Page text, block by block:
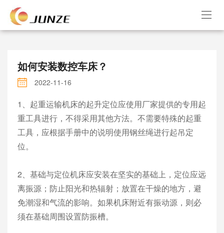
​如何安装数控车床？
2022-11-16
1、起重运输机床的起升定位应使用厂家提供的专用起
重工具进行，不得采用其他方法。不需要特殊的起重
工具，应根据手册中的说明使用钢丝绳进行起吊定
位。
2、基础与定位机床应安装在坚实的基础上，定位应远
离振源；防止阳光和热辐射；放置在干燥的地方，避
免潮湿和气流的影响。如果机床附近有振动源，则必
须在基础周围设置防振槽。